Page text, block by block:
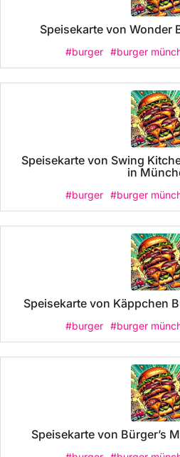
Speisekarte von Wonder
#burger #burger
Speisekarte von Swing
in
#burger #burger
Speisekarte von Käppchen
#burger #burger
Speisekarte von Bürger’s